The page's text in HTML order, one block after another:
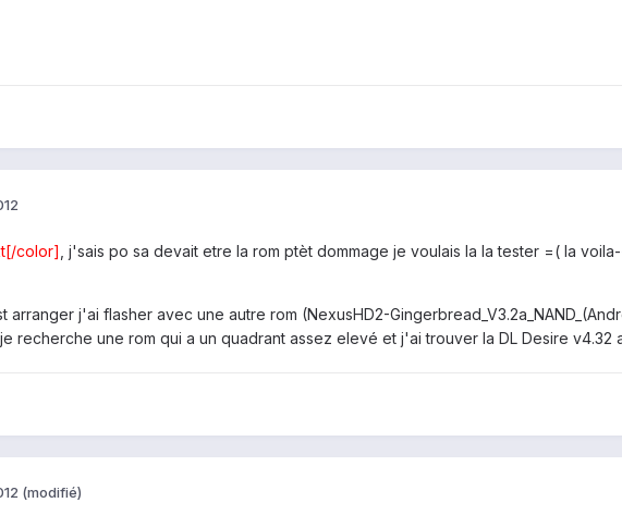
color] , j'sais po sa devait etre la rom ptèt dommage je voulais la la tester =( la
arranger j'ai flasher avec une autre rom (NexusHD2-
recherche une rom qui a un quadrant assez elevé et j'ai trouver la DL Desire v4.32
(modifié)